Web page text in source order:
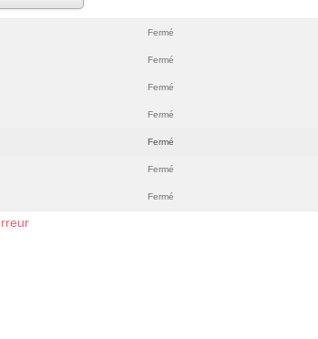
Fermé
Fermé
Fermé
Fermé
Fermé
Fermé
Fermé